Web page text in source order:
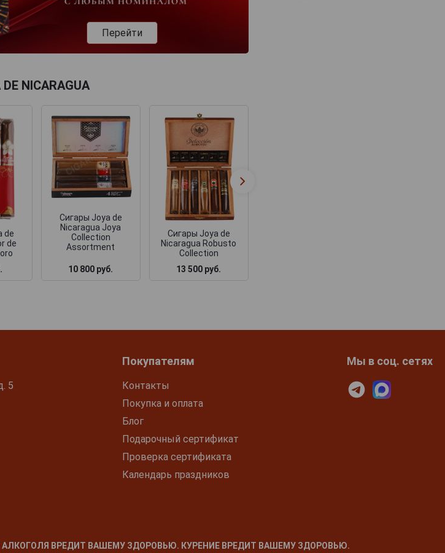
Перейти
NICARAGUA
de
de
Сигары Joya de
Nicaragua Joya
Collection
Assortment
10 800 руб.
Сигары Joya de
Nicaragua Robusto
Collection
13 500 руб.
5
Покупателям
Контакты
Покупка и оплата
Блог
Подарочный сертификат
Проверка сертификата
Календарь праздников
Мы в соц. сетях
ВРЕДИТ ВАШЕМУ ЗДОРОВЬЮ. КУРЕНИЕ ВРЕДИТ ВАШЕМУ ЗДОРОВЬЮ.